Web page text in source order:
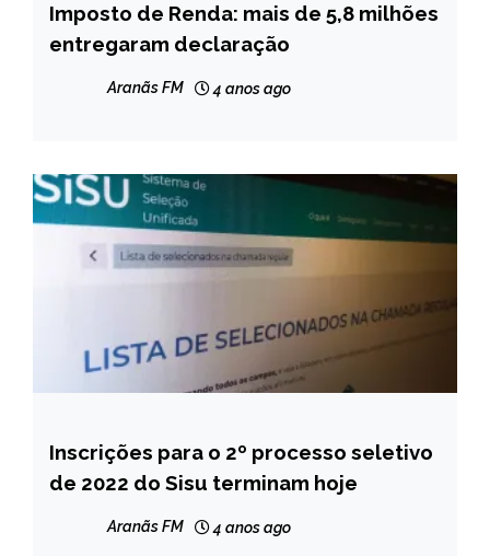
BRASIL
NOTÍCIAS
Imposto de Renda: mais de 5,8 milhões
entregaram declaração
Aranãs FM 4 anos ago
BRASIL
NOTÍCIAS
Inscrições para o 2º processo seletivo
de 2022 do Sisu terminam hoje
Aranãs FM 4 anos ago